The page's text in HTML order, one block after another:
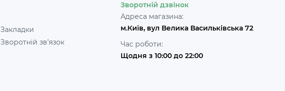
Закладки
Зворотній зв’язок
Зворотній дзвінок
Адреса магазина:
м.Київ, вул Велика Васильківська 72
Час роботи:
Щодня з 10:00 до 22:00